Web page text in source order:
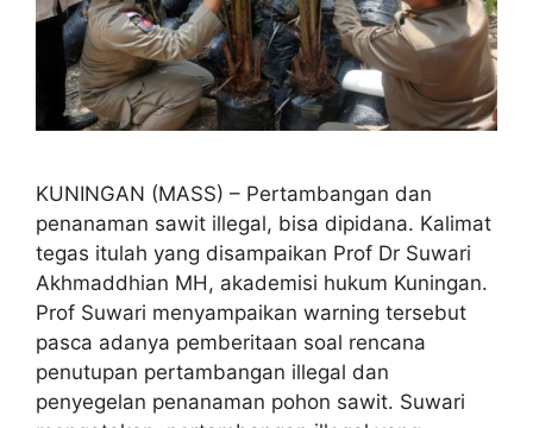
KUNINGAN (MASS) – Pertambangan dan
penanaman sawit illegal, bisa dipidana. Kalimat
tegas itulah yang disampaikan Prof Dr Suwari
Akhmaddhian MH, akademisi hukum Kuningan.
Prof Suwari menyampaikan warning tersebut
pasca adanya pemberitaan soal rencana
penutupan pertambangan illegal dan
penyegelan penanaman pohon sawit. Suwari